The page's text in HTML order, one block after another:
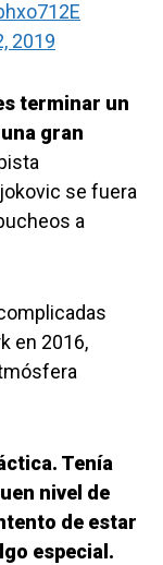
2019
terminar un
gran
se fuera
a
en 2016,
Tenía
nivel de
de estar
especial.